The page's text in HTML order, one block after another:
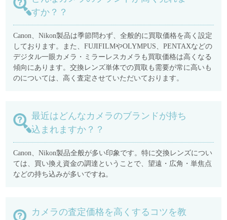
すか？？
Canon、Nikon製品は季節問わず、全般的に買取価格を高く設定
しております。また、FUJIFILMやOLYMPUS、PENTAXなどの
デジタル一眼カメラ・ミラーレスカメラも買取価格は高くなる
傾向にあります。交換レンズ単体での買取も需要が常に高いも
のについては、高く査定させていただいております。
最近はどんなカメラのブランドが持ち
込まれますか？？
Canon、Nikon製品全般が多い印象です。特に交換レンズについ
ては、買い換え資金の調達ということで、望遠・広角・単焦点
などの持ち込みが多いですね。
カメラの査定価格を高くするコツを教